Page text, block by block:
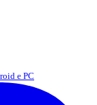
e PC